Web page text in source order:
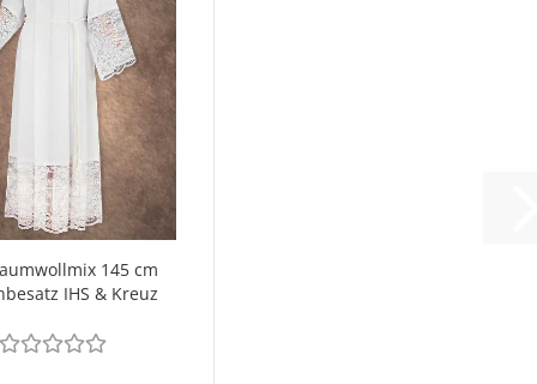
145 cm
IHS & Kreuz